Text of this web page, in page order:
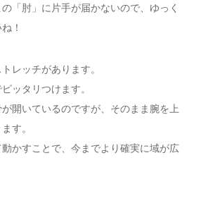
「肘」に片手が届かないので、ゆっく
！
レッチがあります。
ッタリつけます。
開いているのですが、そのまま腕を上
す。
かすことで、今までより確実に域が広